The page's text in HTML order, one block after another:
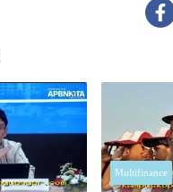
Multifinance